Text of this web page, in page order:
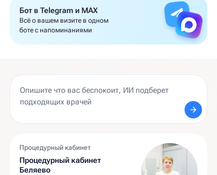
Бот в Telegram и MAX
Всё о вашем визите в одном
боте с напоминаниями
Процедурный кабинет
Процедурный кабинет
Беляево